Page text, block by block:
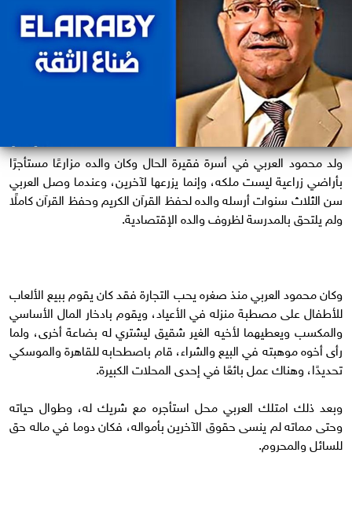
ولد محمود العربي في أسرة فقيرة الحال وكان والده مزارعًا مستأجرًا
بأراضي زراعية ليست ملكه، وإنما يزرعها لآخرين، وعندما وصل العربي
سن الثلاث سنوات أرسله والده لحفظ القرآن الكريم وحفظ القرآن كاملًا
ولم يلتحق بالمدرسة لظروف والده الإقتصادية.
وكان محمود العربي منذ صغره يحب التجارة فقد كان يقوم ببيع الألعاب
للأطفال على مصطبة منزله في الأعياد، ويقوم بادخار المال الأساسي
والمكسب ويعطيهما لأخيه الغير شقيق ليشتري له بضاعة أخرى، ولما
رأى أخوه موهبته في البيع والشراء، قام باصطحابه للقاهرة والموسكي
تحديدًا، وهناك عمل بائعًا في إحدى المحلات الكبيرة.
وبعد ذلك امتلك العربي محل استأجره مع شريك له، وطوال حياته
وحتى مماته لم ينسى حقوق الآخرين بأمواله، فكان دوما في ماله حق
للسائل والمحروم.